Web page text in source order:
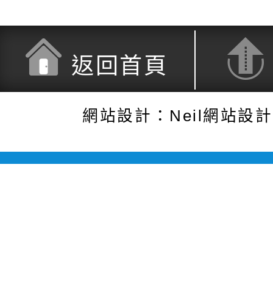
返回首頁
網站設計：Neil網站設